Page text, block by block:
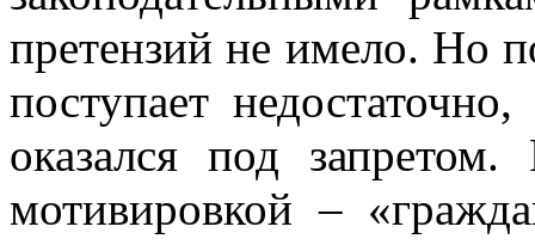
претензий не имело. Но
поступает
оказался под
мотивировкой –